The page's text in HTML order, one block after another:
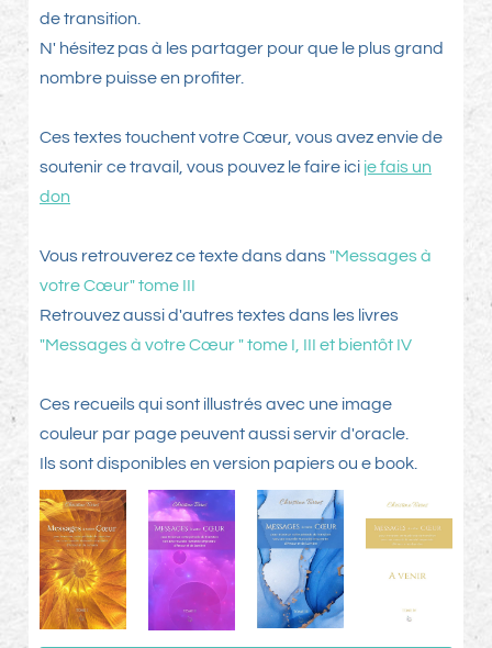
de transition.
N' hésitez pas à les partager pour que le plus grand
nombre puisse en profiter.
Ces textes touchent votre Cœur, vous avez envie de
soutenir ce travail, vous pouvez le faire ici je fais un
don
Vous retrouverez ce texte dans dans"Messages à
votre Cœur" tome III
Retrouvez aussi d'autres textes dans les livres
"Messages à votre Cœur " tome I, III et bientôt IV
Ces recueils qui sont illustrés avec une image
couleur par page peuvent aussi servir d'oracle.
Ils sont disponibles en version papiers ou e book.